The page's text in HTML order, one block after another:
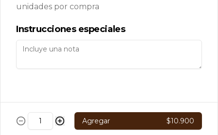
Instagram
Mi cuenta
Iniciar sesión
unidades por compra
Instrucciones especiales
Agregar $10.900